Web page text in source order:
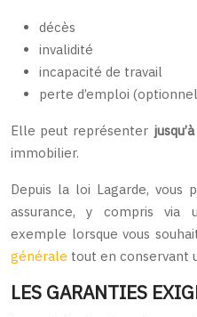
décès
invalidité
incapacité de travail
perte d’emploi
Elle peut représenter
immobilier.
Depuis la loi Lagarde, vous
assurance, y compris via
exemple lorsque vous
générale tout en conservant
LES GARANTIES